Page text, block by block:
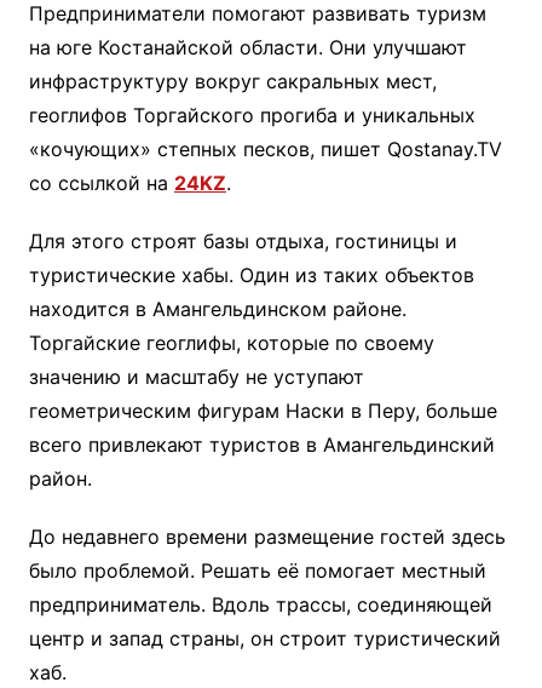
Предприниматели помогают развивать туризм
на юге Костанайской области. Они улучшают
инфраструктуру вокруг сакральных мест,
геоглифов Торгайского прогиба и уникальных
«кочующих» степных песков, пишет Qostanay.TV
со ссылкой на 24KZ.
Для этого строят базы отдыха, гостиницы и
туристические хабы. Один из таких объектов
находится в Амангельдинском районе.
Торгайские геоглифы, которые по своему
значению и масштабу не уступают
геометрическим фигурам Наски в Перу, больше
всего привлекают туристов в Амангельдинский
район.
До недавнего времени размещение гостей здесь
было проблемой. Решать её помогает местный
предприниматель. Вдоль трассы, соединяющей
центр и запад страны, он строит туристический
хаб.